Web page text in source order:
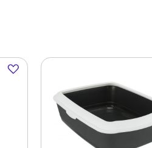
Dodaj
do